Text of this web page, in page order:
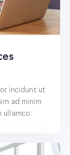
incidunt ut
ad minim
ullamco.